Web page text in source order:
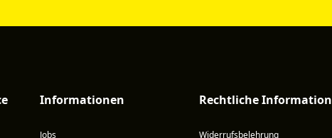
Informationen
Jobs
Rechtliche Information
Widerrufsbelehrung